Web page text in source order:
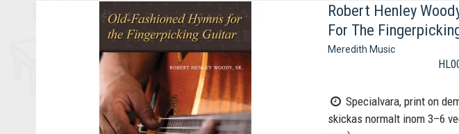
Robert Henley
For The
Meredith Music
Specialvara, print on
skickas normalt inom 3–6